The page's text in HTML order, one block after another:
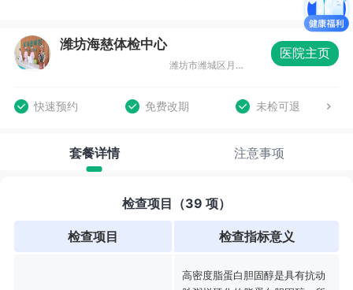
潍坊海慈体检中心
潍坊市潍城区月河路9077号
医院主页
快速预约 免费改期 未检可退
套餐详情 注意事项
检查项目（39 项）
检查项目 检查指标意义
高密度脂蛋白胆固醇是具有抗动